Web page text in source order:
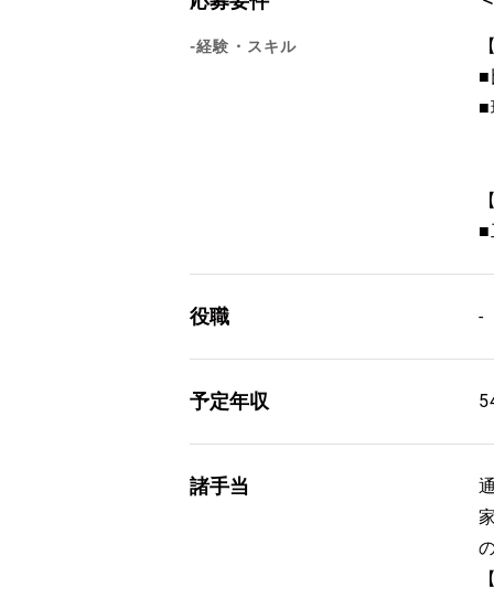
-経験・スキル
■
■
■
役職 -
予定年収
諸手当